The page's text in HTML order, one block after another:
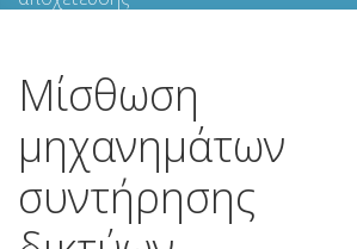
Μίσθωση
μηχανημάτων
συντήρησης